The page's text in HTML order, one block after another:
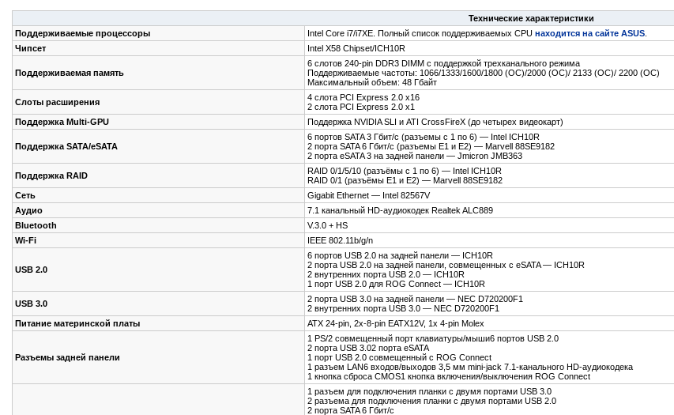
Технические характеристики
Поддерживаемые процессоры
Intel Core i7/i7XE. Полный список поддерживаемых CPU находится на сайте ASUS
Чипсет
Intel X58 Chipset/ICH10R
Поддерживаемая память
6 слотов 240-pin DDR3 DIMM с поддержкой трехканального режима
Поддерживаемые частоты: 1066/1333/1600/1800 (OC)/2000 (OC)/ 2133 (OC)/ 2200 (OC)
Максимальный объем: 48 Гбайт
Слоты расширения
4 слота PCI Express 2.0 x16
2 слота PCI Express 2.0 x1
Поддержка Multi-GPU
Поддержка NVIDIA SLI и ATI CrossFireX (до четырех видеокарт)
Поддержка SATA/eSATA
6 портов SATA 3 Гбит/с (разъемы с 1 по 6) — Intel ICH10R
2 порта SATA 6 Гбит/с (разъемы E1 и E2) — Marvell 88SE9182
2 порта eSATA 3 на задней панели — Jmicron JMB363
Поддержка RAID
RAID 0/1/5/10 (разъёмы с 1 по 6) — Intel ICH10R
RAID 0/1 (разъёмы E1 и E2) — Marvell 88SE9182
Сеть
Gigabit Ethernet — Intel 82567V
Аудио
7.1 канальный HD-аудиокодек Realtek ALC889
Bluetooth
V.3.0 + HS
Wi-Fi
IEEE 802.11b/g/n
USB 2.0
6 портов USB 2.0 на задней панели — ICH10R
2 порта USB 2.0 на задней панели, совмещенных с eSATA — ICH10R
2 внутренних порта USB 2.0 — ICH10R
1 порт USB 2.0 для ROG Connect — ICH10R
USB 3.0
2 порта USB 3.0 на задней панели — NEC D720200F1
2 внутренних порта USB 3.0 — NEC D720200F1
Питание материнской платы
ATX 24-pin, 2x-8-pin EATX12V, 1x 4-pin Molex
Разъемы задней панели
1 PS/2 совмещенный порт клавиатуры/мыши6 портов USB 2.0
2 порта USB 3.02 порта eSATA
1 порт USB 2.0 совмещенный с ROG Connect
1 разъем LAN6 входов/выходов 3,5 мм mini-jack 7.1-канального HD-аудиокодека
1 кнопка сброса CMOS1 кнопка включения/выключения ROG Connect
1 разъем для подключения планки с двумя портами USB 3.0
2 разъема для подключения планки с двумя портами USB 2.0
2 порта SATA 6 Гбит/c